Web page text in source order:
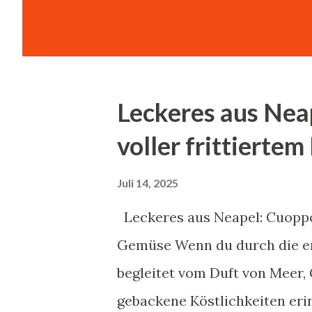
Pizza, und die kommt aus
traditionsreichen Gerichts.
Pizza Die Entstehung der
Neapolitanischen Pizza
Jahrhundert. Entscheidende
Leckeres aus
voller frittiertem
Juli 14, 2025
Leckeres aus Neapel:
Gemüse Wenn du durch die
begleitet vom Duft von
gebackene Köstlichkeiten